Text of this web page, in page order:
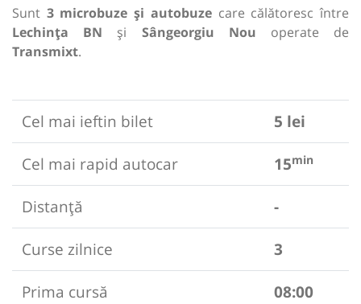
Sunt 3 microbuze și autobuzecare călătoresc între
Lechința BN și Sângeorgiu Nou operate de
Transmixt.
Cel mai ieftin bilet
5 lei
Cel mai rapid autocar
15min
Distanță
-
Curse zilnice
3
Prima cursă
08:00